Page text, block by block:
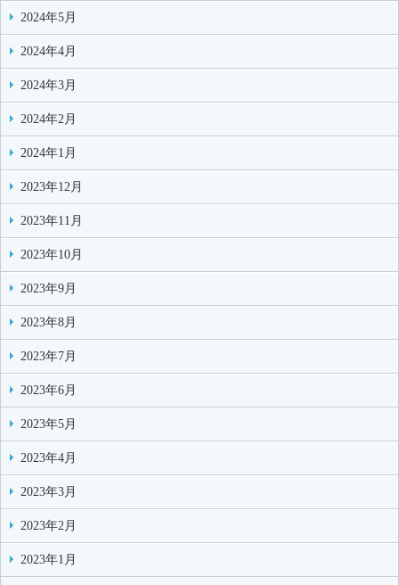
2024年5月
2024年4月
2024年3月
2024年2月
2024年1月
2023年12月
2023年11月
2023年10月
2023年9月
2023年8月
2023年7月
2023年6月
2023年5月
2023年4月
2023年3月
2023年2月
2023年1月